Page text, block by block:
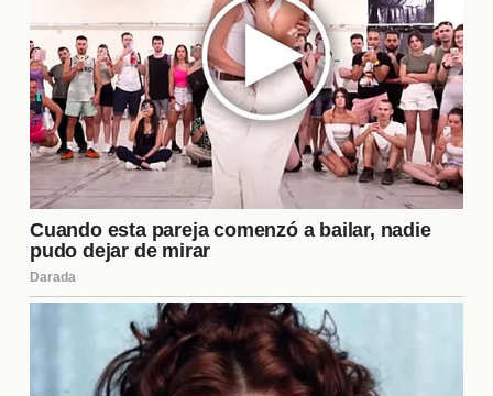
¿Dónde puedo ver las mejores
películas de acción en español
latino?
Las mejores películas de acción en español latino
están disponibles en diversas plataformas de
streaming como
Netflix , Amazon Prime Videoy
Disney+. Estas plataformas ofrecen una amplia
selección de títulos recientes y clásicos del género.
También puedes encontrar opciones en cines
locales o servicios de alquiler de películas en línea.
Es recomendable revisar las listas de estrenos para
no perderte las últimas novedades en acción.